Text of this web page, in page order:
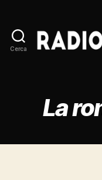
Cerca
La